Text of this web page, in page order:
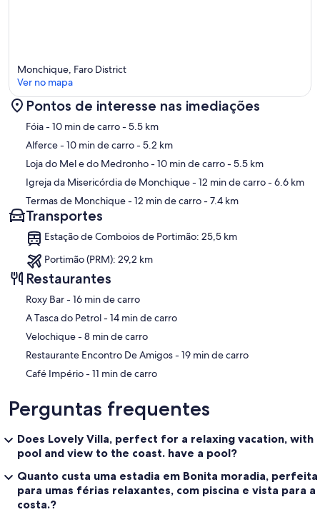
Monchique, Faro District
Ver no mapa
Pontos de interesse nas imediações
Fóia- 10 min de carro- 5.5 km
Alferce- 10 min de carro- 5.2 km
Loja do Mel e do Medronho- 10 min de carro- 5.5 km
Igreja da Misericórdia de Monchique- 12 min de carro- 6.6 km
Termas de Monchique- 12 min de carro- 7.4 km
Transportes
Estação de Comboios de Portimão: 25,5 km
Portimão (PRM): 29,2 km
Restaurantes
‪Roxy Bar - ‬16 min de carro
‪A Tasca do Petrol - ‬14 min de carro
‪Velochique - ‬8 min de carro
‪Restaurante Encontro De Amigos - ‬19 min de carro
‪Café Império - ‬11 min de carro
Perguntas frequentes
Does Lovely Villa, perfect for a relaxing vacation, with
pool and view to the coast. have a pool?
Quanto custa uma estadia em Bonita moradia, perfeita
para umas férias relaxantes, com piscina e vista para a
costa.?